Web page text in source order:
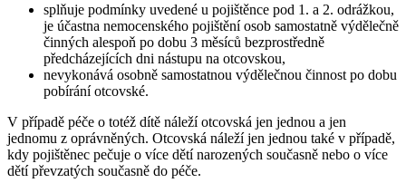
splňuje podmínky uvedené u pojištěnce pod 1. a 2. odrážkou,
je účastna nemocenského pojištění osob samostatně výdělečně
činných alespoň po dobu 3 měsíců bezprostředně
předcházejících dni nástupu na otcovskou,
nevykonává osobně samostatnou výdělečnou činnost po dobu
pobírání otcovské.
V případě péče o totéž dítě náleží otcovská jen jednou a jen
jednomu z oprávněných. Otcovská náleží jen jednou také v případě,
kdy pojištěnec pečuje o více dětí narozených současně nebo o více
dětí převzatých současně do péče.